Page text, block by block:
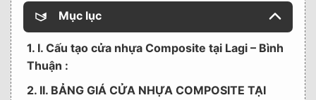
Mục lục
1. I. Cấu tạo cửa nhựa Composite tại Lagi – Bình
Thuận :
2. II. BẢNG GIÁ CỬA NHỰA COMPOSITE TẠI